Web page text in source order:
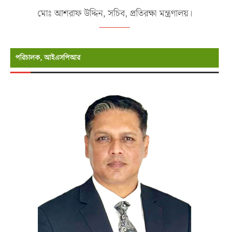
মোঃ আশরাফ উদ্দিন, সচিব, প্রতিরক্ষা মন্ত্রণালয়।
পরিচালক, আইএসপিআর